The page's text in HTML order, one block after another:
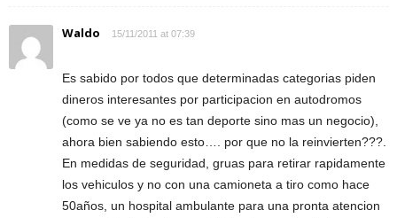
Waldo 15/11/2011 at 07:39
Es sabido por todos que determinadas categorias piden
dineros interesantes por participacion en autodromos
(como se ve ya no es tan deporte sino mas un negocio),
ahora bien sabiendo esto…. por que no la reinvierten???.
En medidas de seguridad, gruas para retirar rapidamente
los vehiculos y no con una camioneta a tiro como hace
50años, un hospital ambulante para una pronta atencion